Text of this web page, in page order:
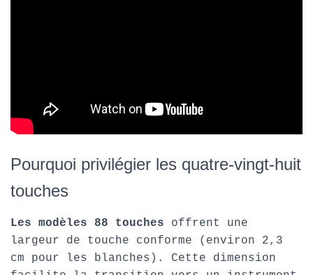
Pourquoi privilégier les quatre-vingt-huit
touches
Les modèles 88 touches offrent une
largeur de touche conforme (environ 2,3
cm pour les blanches). Cette dimension